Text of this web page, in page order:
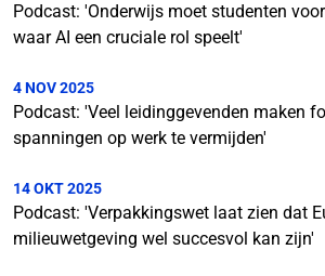
Podcast: 'Onderwijs moet studenten
waar AI een cruciale rol speelt'
4 NOV 2025
Podcast: 'Veel leidinggevenden maken
spanningen op werk te vermijden'
14 OKT 2025
Podcast: 'Verpakkingswet laat zien dat
milieuwetgeving wel succesvol kan zijn'